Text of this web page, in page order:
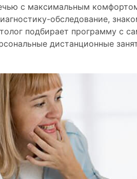
с максимальным
обследование,
подбирает программу с
дистанционные